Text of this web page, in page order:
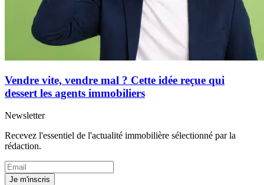
Vendre vite, vendre mal ? Cette idée reçue qui
dessert les agents immobiliers
Newsletter
Recevez l'essentiel de l'actualité immobilière sélectionné par la
rédaction.
Je m'inscris